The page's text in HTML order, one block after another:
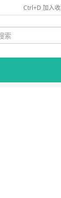
Ctrl+D 加入